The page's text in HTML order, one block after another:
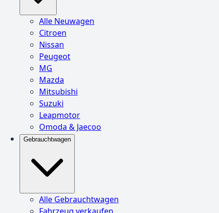
Alle Neuwagen
Citroen
Nissan
Peugeot
MG
Mazda
Mitsubishi
Suzuki
Leapmotor
Omoda & Jaecoo
Gebrauchtwagen
Alle Gebrauchtwagen